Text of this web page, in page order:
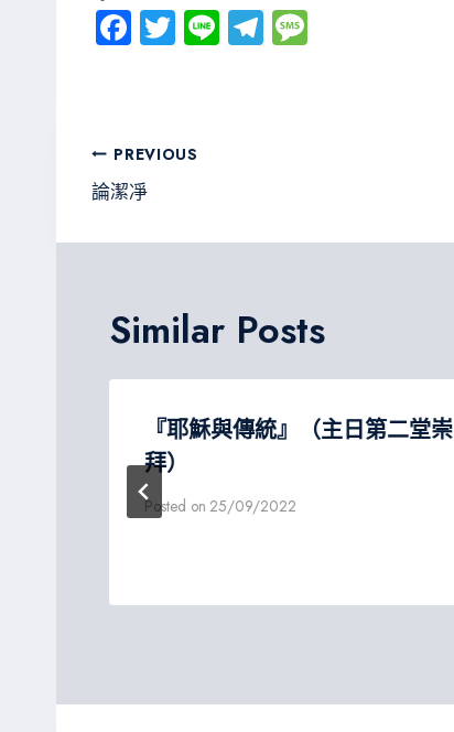
Fa
ce
ok
T
wi
Li
ne
Te
le
文
章
導
PREVIOUS
論潔凈
Similar Posts
『耶穌與傳統』（主日第二堂崇
拜）
Posted on 25/09/2022